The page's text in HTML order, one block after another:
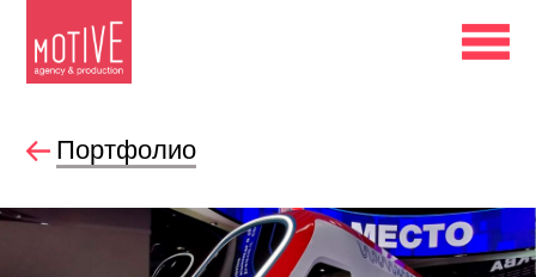
Портфолио